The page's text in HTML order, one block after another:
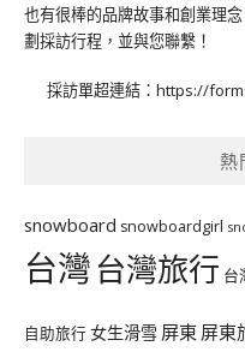
也有很棒的品牌故事和創業理
劃採訪行程，並與您聯繫！
採訪單超連結： https://
熱
snowboard snowboardgirl
台灣台灣旅行 台
自助旅行 女生滑雪 屏東 屏東